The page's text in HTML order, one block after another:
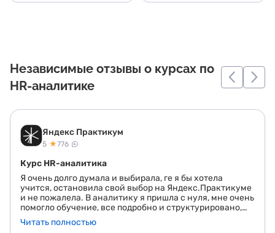
Независимые отзывы о курсах по
HR-аналитике
Яндекс Практикум
5 ★776
Курс HR-аналитика
Я очень долго думала и выбирала, ге я бы хотела
учится, остановила свой выбор на Яндекс.Практикуме
и не пожалела. В аналитику я пришла с нуля, мне очень
помогло обучение, все подробно и структурировано,
понятно изложено, примеры. Я бы не сказала, что мне
было легко, не раз жалела и отчаивалась, но благодаря
Читать полностью